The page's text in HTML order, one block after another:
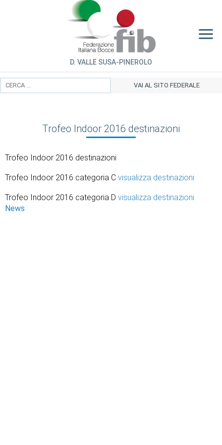
D. VALLE SUSA-PINEROLO
VAI AL SITO FEDERALE
Trofeo Indoor 2016 destinazioni
Trofeo Indoor 2016 destinazioni
Trofeo Indoor 2016 categoria C visualizza destinazioni
Trofeo Indoor 2016 categoria D visualizza destinazioni
News